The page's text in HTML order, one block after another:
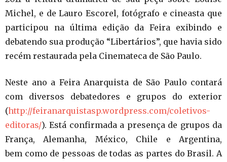
Michel, e de Lauro Escorel, fotógrafo e cineasta que
participou na última edição da Feira exibindo e
debatendo sua produção “Libertários”, que havia sido
recém restaurada pela Cinemateca de São Paulo.
Neste ano a Feira Anarquista de São Paulo contará
com diversos debatedores e grupos do exterior
(http://feiranarquistasp.wordpress.com/coletivos-
editoras/). Está confirmada a presença de grupos da
França, Alemanha, México, Chile e Argentina,
bem como de pessoas de todas as partes do Brasil. A